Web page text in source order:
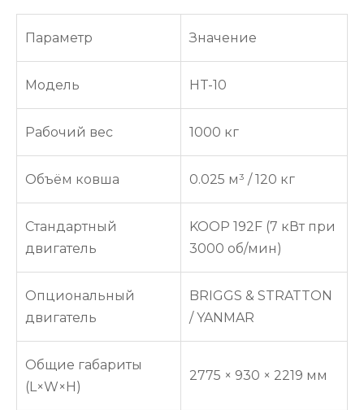
Параметр Значение
Модель HT-10
Рабочий вес 1000 кг
Объём ковша 0.025 м³ / 120 кг
Стандартный
двигатель
KOOP 192F (7 кВт при
3000 об/мин)
Опциональный
двигатель
BRIGGS & STRATTON
/ YANMAR
Общие габариты
(L×W×H)
2775 × 930 × 2219 мм